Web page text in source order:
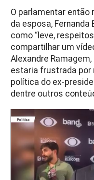
O parlamentar então
da esposa, Fernanda
como “leve,
compartilhar um
Alexandre
estaria frustrada por
política do ex-
dentre outros